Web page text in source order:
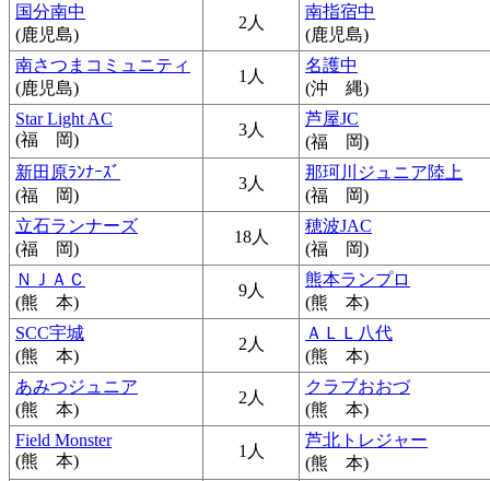
国分南中
(鹿児島)
2人
南指宿中
(鹿児島)
南さつまコミュニティ
(鹿児島)
1人
名護中
(沖 縄)
Star Light AC
(福 岡)
3人
芦屋JC
(福 岡)
新田原ﾗﾝﾅｰｽﾞ
(福 岡)
3人
那珂川ジュニア陸上
(福 岡)
立石ランナーズ
(福 岡)
18人
穂波JAC
(福 岡)
ＮＪＡＣ
(熊 本)
9人
熊本ランプロ
(熊 本)
SCC宇城
(熊 本)
2人
ＡＬＬ八代
(熊 本)
あみつジュニア
(熊 本)
2人
クラブおおづ
(熊 本)
Field Monster
(熊 本)
1人
芦北トレジャー
(熊 本)